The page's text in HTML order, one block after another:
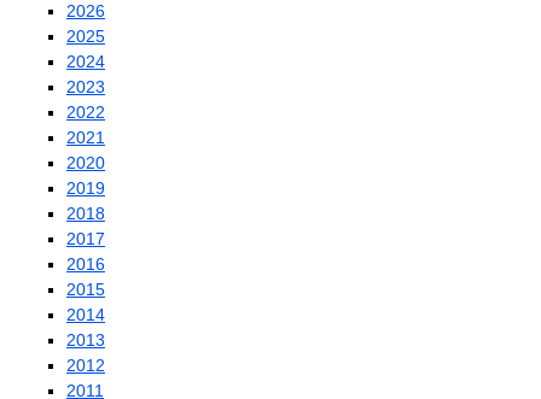
2026
2025
2024
2023
2022
2021
2020
2019
2018
2017
2016
2015
2014
2013
2012
2011